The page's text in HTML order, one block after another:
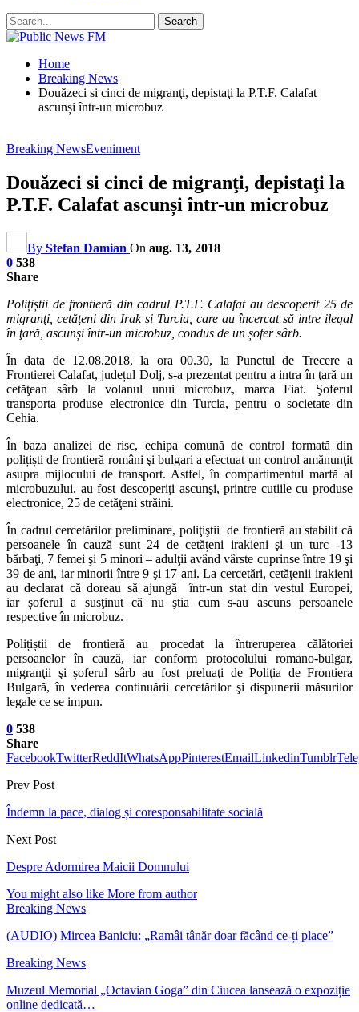
Home
Breaking News
Douăzeci si cinci de migranţi, depistaţi la P.T.F. Calafat
ascunși într-un microbuz
Breaking NewsEveniment
Douăzeci si cinci de migranţi, depistaţi la
P.T.F. Calafat ascunși într-un microbuz
By Stefan Damian On aug. 13, 2018
0 538
Share
Polițiștii de frontieră din cadrul P.T.F. Calafat au descoperit 25 de
migranţi, cetăţeni din Irak si Turcia, care au încercat să intre ilegal
în ţară, ascunși într-un microbuz, condus de un șofer sârb.
În data de 12.08.2018, la ora 00.30, la Punctul de Trecere a
Frontierei Calafat, județul Dolj, s-a prezentat pentru a intra în ţară un
cetăţean sârb la volanul unui microbuz, marca Fiat. Şoferul
transporta produse electronice din Turcia, pentru o societate din
Cehia.
În baza analizei de risc, echipa comună de control formată din
polițiști de frontieră români şi bulgari a efectuat un control amănunţit
asupra mijlocului de transport. Astfel, în compartimentul marfă al
microbuzului, au fost descoperiţi ascunşi, printre cutiile cu produse
electronice, 25 de cetăţeni străini.
În cadrul cercetărilor preliminare, poliţiştii de frontieră au stabilit că
persoanele în cauză sunt 24 de cetățeni irakieni şi un turc -13
bărbaţi, 7 femei şi 5 minori – adulţii având vârste cuprinse între 19 şi
39 de ani, iar minorii între 9 şi 17 ani. La cercetări, cetăţenii irakieni
au declarat că doreau să ajungă într-un stat din vestul Europei,
iar șoferul a susţinut că nu ştia cum s-au ascuns persoanele
respective în microbuz.
Polițiștii de frontieră au procedat la întreruperea călătoriei
persoanelor în cauză, iar conform protocolului romano-bulgar,
migranţii şi șoferul sârb au fost preluaţi de Poliţia de Frontiera
Bulgară, în vederea continuării cercetărilor şi dispunerii măsurilor
legale ce se impun.
0 538
Share
FacebookTwitterReddItWhatsAppPinterestEmailLinkedinTumblr
Prev Post
Îndemn la pace, dialog și coresponsabilitate socială
Next Post
Despre Adormirea Maicii Domnului
You might also like More from author
Breaking News
(AUDIO) Mircea Baniciu: „Ramâi tânăr doar făcând ce-ți place”
Breaking News
Muzeul Memorial „Octavian Goga” din Ciucea lansează o expoziție
online dedicată…